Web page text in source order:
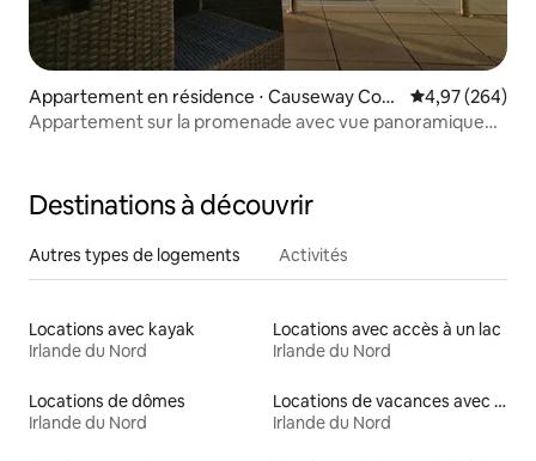
Appartement en résidence ⋅ Causeway Coas
t and Glens
Évaluation
4,97 (264)
Appartement sur la promenade avec vue panoramique
Destinations à découvrir
Autres types de logements Activités
Locations avec kayak
Irlande du Nord
Locations avec accès à un lac
Irlande du Nord
Locations de dômes
Irlande du Nord
Locations de vacances avec piscine
Irlande du Nord